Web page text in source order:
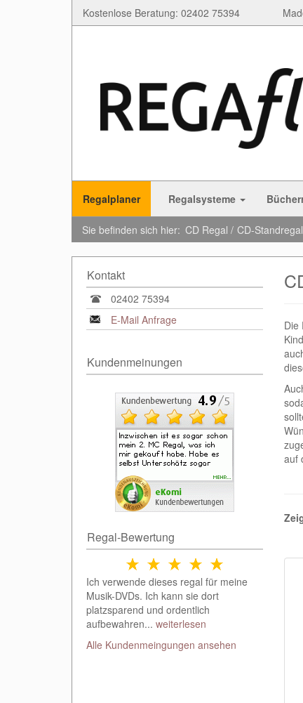
Kostenlose Beratung: 02402 75394
Regalplaner Regalsysteme
Sie befinden sich hier: CD Regal CD-Standregal
Kontakt
02402 75394
E-Mail Anfrage
Kundenmeinungen
Regal-Bewertung
Ich verwende dieses regal für meine
Musik-DVDs. Ich kann sie dort
platzsparend und ordentlich
aufbewahren... weiterlesen
Alle Kundenmeingungen ansehen
Die
auf